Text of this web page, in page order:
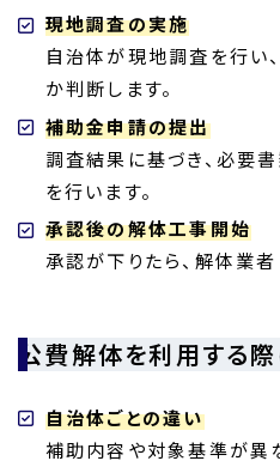
現地調査の実施
自治体が現地調査を行い
か判断します。
補助金申請の提出
調査結果に基づき、必要
を行います。
承認後の解体工事開始
承認が下りたら、解体業者
公費解体を利用する
自治体ごとの違い
補助内容や対象基準が異